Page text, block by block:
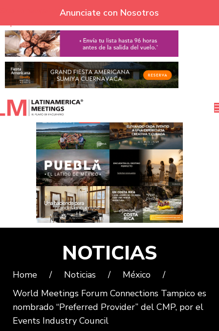
Skip to navigation
Skip to main content
Anunciate con Nosotros
NOTICIAS
Home / Noticias / México
/
World Meetings Forum Connections Tampico es
nombrado “Preferred Provider” del CMP, por el
Events Industry Council